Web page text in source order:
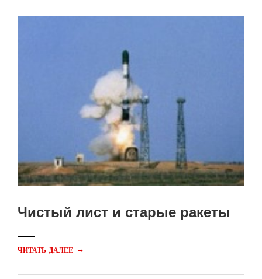
Чистый лист и старые ракеты
ЧИТАТЬ ДАЛЕЕ →